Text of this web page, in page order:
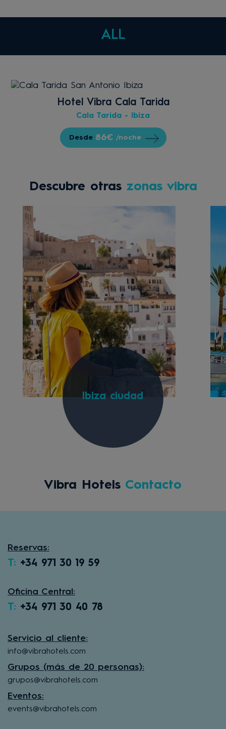
ALL
Hotel Vibra Cala Tarida
Cala Tarida - Ibiza
Desde 86€ /noche
Descubre otraszonas vibra
Ibiza ciudad
Vibra Hotels Contacto
Reservas:
T: +34 971 30 19 59
Oficina Central:
T: +34 971 30 40 78
Servicio al cliente:
info@vibrahotels.com
Grupos (más de 20 personas):
grupos@vibrahotels.com
Eventos:
events@vibrahotels.com